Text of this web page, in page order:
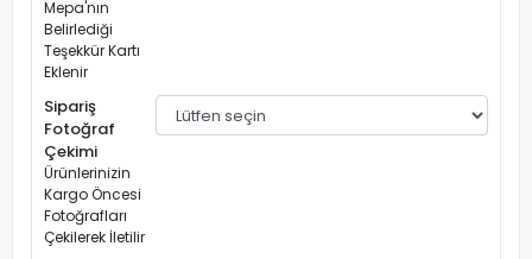
Mepa'nın
Belirlediği
Teşekkür Kartı
Eklenir
Sipariş
Fotoğraf
Çekimi
Ürünlerinizin
Kargo Öncesi
Fotoğrafları
Çekilerek İletilir